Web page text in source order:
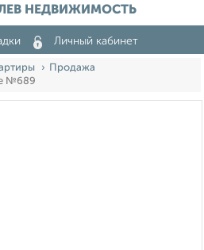
НЕДВИЖИМОСТЬ
Личный кабинет
Продажа
№689